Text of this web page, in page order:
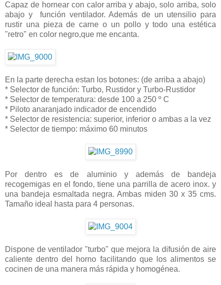
Capaz de hornear con calor arriba y abajo, solo arriba, solo
abajo y función ventilador. Además de un utensilio para
rustir una pieza de carne o un pollo y todo una estética
"retro" en color negro,que me encanta.
En la parte derecha estan los botones: (de arriba a abajo)
* Selector de función: Turbo, Rustidor y Turbo-Rustidor
* Selector de temperatura: desde 100 a 250 º C
* Piloto anaranjado indicador de encendido
* Selector de resistencia: superior, inferior o ambas a la vez
* Selector de tiempo: máximo 60 minutos
Por dentro es de aluminio y además de bandeja
recogemigas en el fondo, tiene una parrilla de acero inox. y
una bandeja esmaltada negra. Ambas miden 30 x 35 cms.
Tamaño ideal hasta para 4 personas.
Dispone de ventilador "turbo" que mejora la difusión de aire
caliente dentro del horno facilitando que los alimentos se
cocinen de una manera más rápida y homogénea.